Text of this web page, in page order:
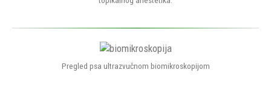
Pregled psa ultrazvučnom biomikroskopijom